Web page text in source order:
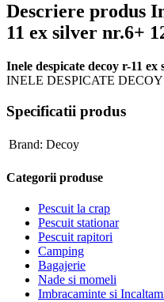
Descriere produs
11 ex silver nr.6+
Inele despicate decoy r-11
INELE DESPICATE
Specificatii produs
Brand: Decoy
Categorii produse
Pescuit la crap
Pescuit stationar
Pescuit rapitori
Camping
Bagajerie
Nade si momeli
Imbracaminte si